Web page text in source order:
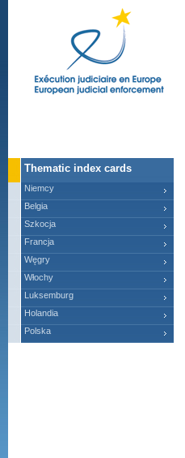
Thematic index cards
Niemcy
Belgia
Szkocja
Francja
Węgry
Włochy
Luksemburg
Holandia
Polska